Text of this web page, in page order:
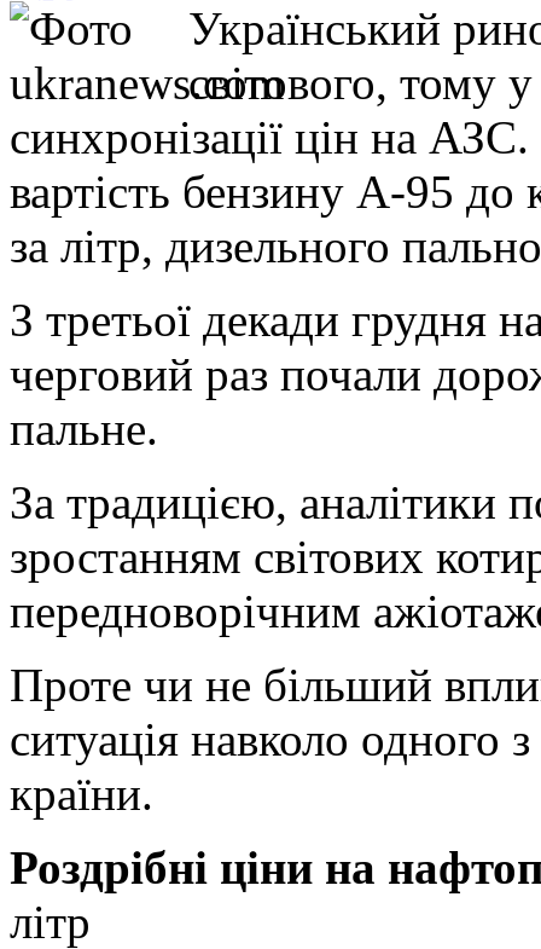
Український
світового, тому
синхронізації цін на
вартість бензину А-95 до
за літр, дизельного
З третьої декади грудня
черговий раз почали
пальне.
За традицією, аналітики
зростанням світових
передноворічним
Проте чи не більший
ситуація навколо одного
країни.
Роздрібні ціни на
літр